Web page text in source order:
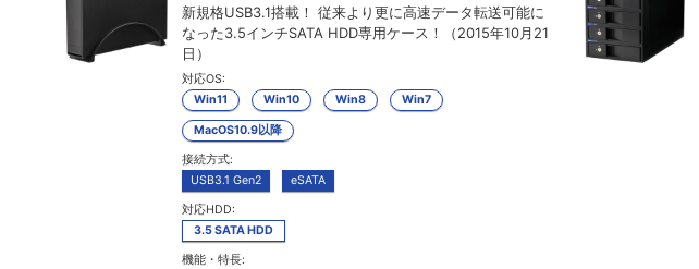
新規格USB3.1搭載！ 従来より更に高速データ転送可能に
なった3.5インチSATA HDD専用ケース！（2015年10月21
日）
対応OS:
Win11
Win10 Win8 Win7
MacOS10.9以降
接続方式:
USB3.1 Gen2
eSATA
対応HDD:
3.5 SATA HDD
機能・特長: